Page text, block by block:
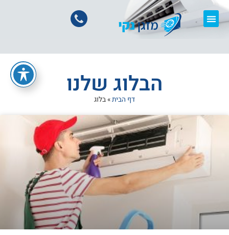
הבלוג שלנו
דף הבית»בלוג